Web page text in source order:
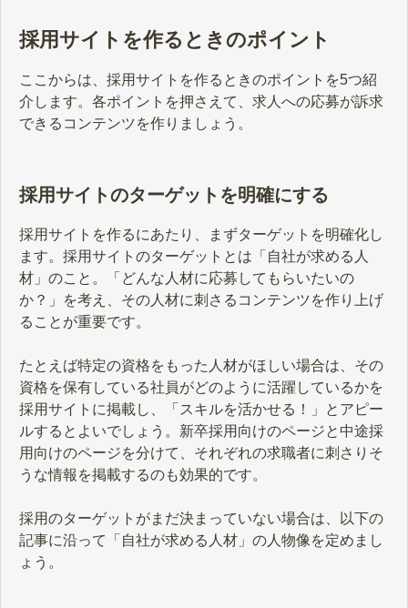
採用サイトを作るときのポイント
ここからは、採用サイトを作るときのポイントを5つ紹
介します。各ポイントを押さえて、求人への応募が訴求
できるコンテンツを作りましょう。
採用サイトのターゲットを明確にする
採用サイトを作るにあたり、まずターゲットを明確化し
ます。採用サイトのターゲットとは「自社が求める人
材」のこと。「どんな人材に応募してもらいたいの
か？」を考え、その人材に刺さるコンテンツを作り上げ
ることが重要です。
たとえば特定の資格をもった人材がほしい場合は、その
資格を保有している社員がどのように活躍しているかを
採用サイトに掲載し、「スキルを活かせる！」とアピー
ルするとよいでしょう。新卒採用向けのページと中途採
用向けのページを分けて、それぞれの求職者に刺さりそ
うな情報を掲載するのも効果的です。
採用のターゲットがまだ決まっていない場合は、以下の
記事に沿って「自社が求める人材」の人物像を定めまし
ょう。